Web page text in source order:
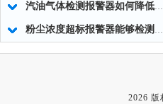
汽油气体检测报警器如何降低加油站的风险
粉尘浓度超标报警器能够检测工作环境中粉尘浓度的实时数据
2026 版